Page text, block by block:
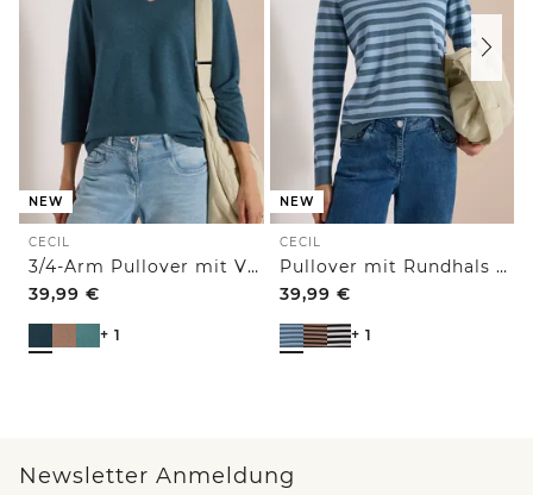
NEW
CECIL
3/4-Arm Pullover mit V-Neck und Strukturfront
39,99 €
+ 1
NEW
CECIL
Pullover mit Rundhals und Streifen
39,99 €
+ 1
Newsletter Anmeldung